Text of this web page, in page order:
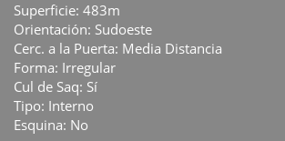
Superficie: 483m
Orientación: Sudoeste
Cerc. a la Puerta: Media Distancia
Forma: Irregular
Cul de Saq: Sí
Tipo: Interno
Esquina: No